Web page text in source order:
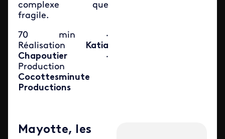
complexe que
fragile.
70 min ·
Réalisation Katia
Chapoutier ·
Production
Cocottesminute
Productions
Mayotte, les